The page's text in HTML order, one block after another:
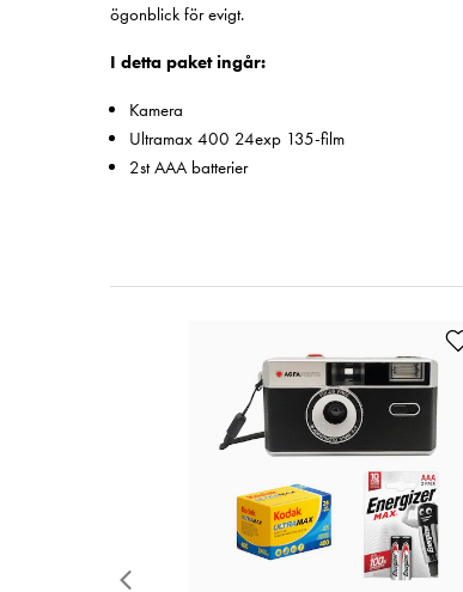
ögonblick för evigt.
I detta paket ingår:
Kamera
Ultramax 400 24exp 135-film
2st AAA batterier